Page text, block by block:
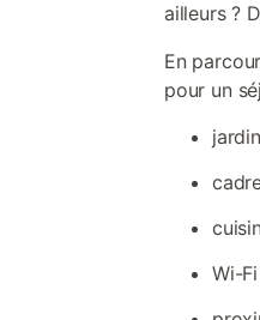
ailleurs ?
En
pour un
Wi-